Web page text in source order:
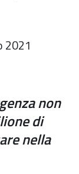
2021
non
di
nella